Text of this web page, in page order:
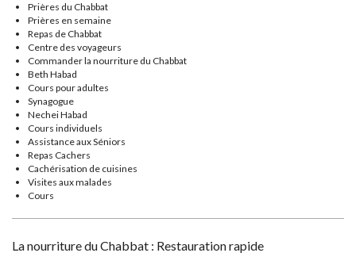
Prières du Chabbat
Prières en semaine
Repas de Chabbat
Centre des voyageurs
Commander la nourriture du Chabbat
Beth Habad
Cours pour adultes
Synagogue
Nechei Habad
Cours individuels
Assistance aux Séniors
Repas Cachers
Cachérisation de cuisines
Visites aux malades
Cours
La nourriture du Chabbat : Restauration rapide